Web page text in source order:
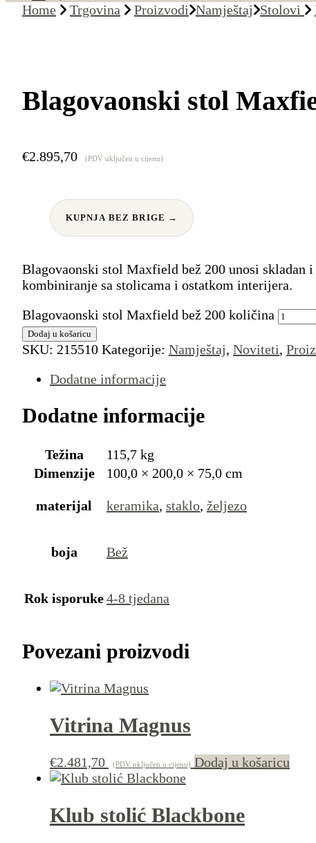
Home
Trgovina Proizvodi Namještaj Stolovi
Blagovaonski stol
€2.895,70 (PDV uključen u cijenu)
KUPNJA BEZ BRIGE →
Blagovaonski stol Maxfield bež 200 unosi
kombiniranje sa stolicama i ostatkom interijera.
Blagovaonski stol Maxfield bež 200 količina
Dodaj u košaricu
SKU: 215510 Kategorije: Namještaj, Noviteti,
Dodatne informacije
Dodatne informacije
Težina
115,7 kg
Dimenzije
100,0 × 200,0 × 75,0 cm
materijal keramika, staklo, željezo
boja Bež
Rok isporuke4-8 tjedana
Povezani proizvodi
Vitrina Magnus
€2.481,70 (PDV uključen u cijenu) Dodaj u košaricu
Klub stolić Blackbone